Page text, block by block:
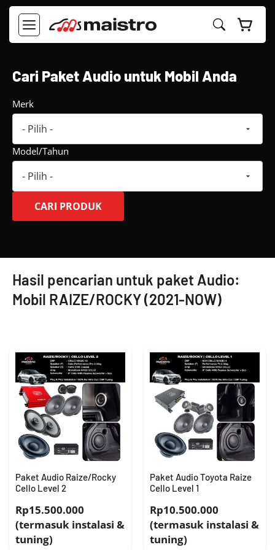
Langsung
MENU
Cari Paket Audio untuk Mobil Anda
Merk
Model/Tahun
CARI PRODUK
Hasil pencarian untuk paket Audio:
Mobil RAIZE/ROCKY (2021-NOW)
Paket Audio Raize/Rocky
Cello Level 2
Rp15.500.000
(termasuk instalasi &
tuning)
Paket Audio Toyota Raize
Cello Level 1
Rp10.500.000
(termasuk instalasi &
tuning)